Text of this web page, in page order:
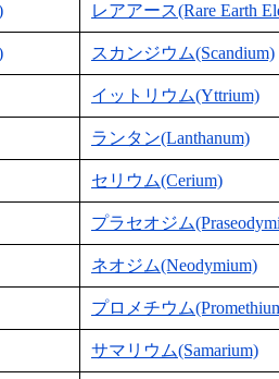
レアアース(Rare Earth
スカンジウム(Scandium)
イットリウム(Yttrium)
ランタン(Lanthanum)
セリウム(Cerium)
プラセオジム
ネオジム(Neodymium)
プロメチウム
サマリウム(Samarium)